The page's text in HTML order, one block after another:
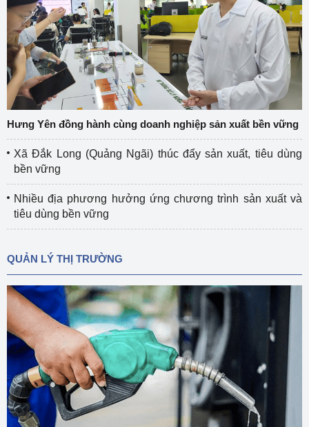
Hưng Yên đồng hành cùng doanh nghiệp sản xuất bền vững
Xã Đắk Long (Quảng Ngãi) thúc đẩy sản xuất, tiêu dùng
bền vững
Nhiều địa phương hưởng ứng chương trình sản xuất và
tiêu dùng bền vững
QUẢN LÝ THỊ TRƯỜNG